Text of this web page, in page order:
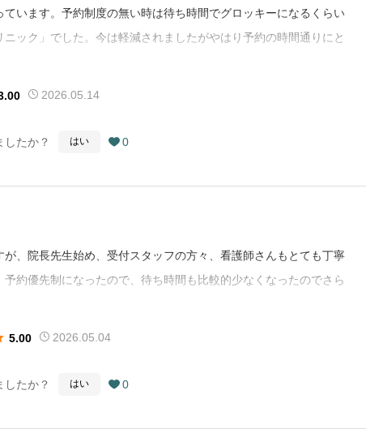
います。予約制度の無い時は待ち時間でグロッキーになるくらい
ニック」でした。今は軽減されましたがやはり予約の時間通りにと
をしようとしてもインターネット予約を勧められます。受付の人
理解していただきたい。自分の目の不具合を伝え抗菌眼薬を出して
場で緊急枠を作って欲しいです。（Google Mapから引用）
2026.05.14
したか？ はい  0
、院長先生始め、受付スタッフの方々、看護師さんもとても丁寧
約優先制になったので、待ち時間も比較的少なくなったのでさら
ましたが、何の不安もなく、先生の腕も確かです。（Google
5.00 2026.05.04
したか？ はい  0